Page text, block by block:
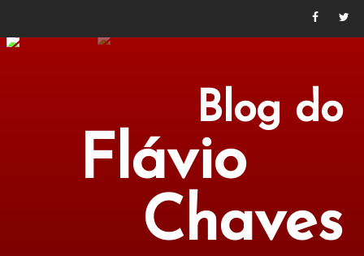
Blog do
Flávio
Chaves